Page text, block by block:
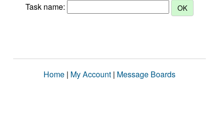
Task name:
Home | My Account | Message Boards